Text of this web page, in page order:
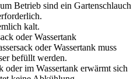
Betrieb sind ein Gartenschlauch
kalt.
oder Wassertank
oder Wassertank muss
befüllt werden.
oder im Wassertank erwärmt sich